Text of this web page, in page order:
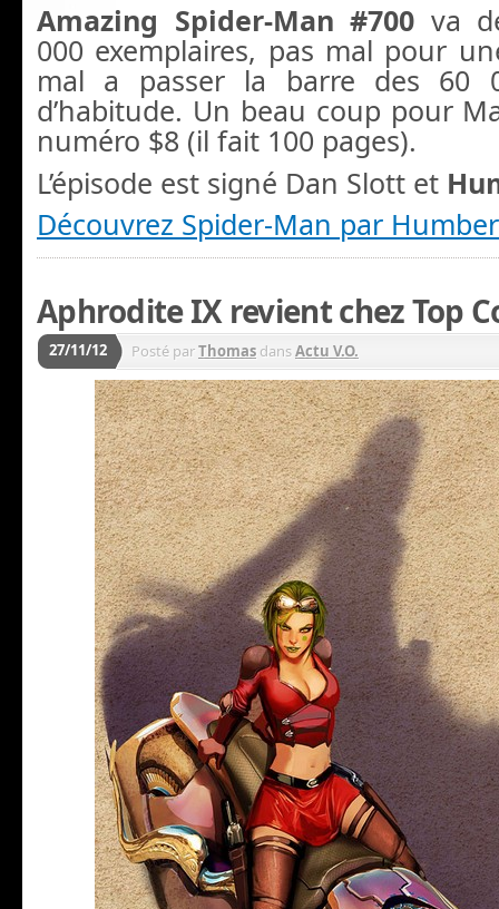
Amazing Spider-Man #700 va
000 exemplaires, pas mal pour
mal a passer la barre des 60
d’habitude. Un beau coup pour
numéro $8 (il fait 100 pages).
L’épisode est signé Dan Slott et
Découvrez Spider-Man par
Aphrodite IX revient chez Top
27/11/12 Posté parThomas dansActu V.O.